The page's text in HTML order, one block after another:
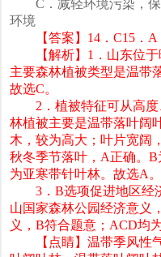
C．减轻环境污染，保
环境
【答案】14．C15．A
【解析】1．山东位于
主要森林植被类型是温带
故选C。
2．植被特征可从高度
林植被主要是温带落叶阔
木，较为高大；叶片宽阔
秋冬季节落叶，A正确。
为亚寒带针叶林。故选A。
3．B选项促进地区经
山国家森林公园经济意义
义，B符合题意；ACD均
【点睛】温带季风性气